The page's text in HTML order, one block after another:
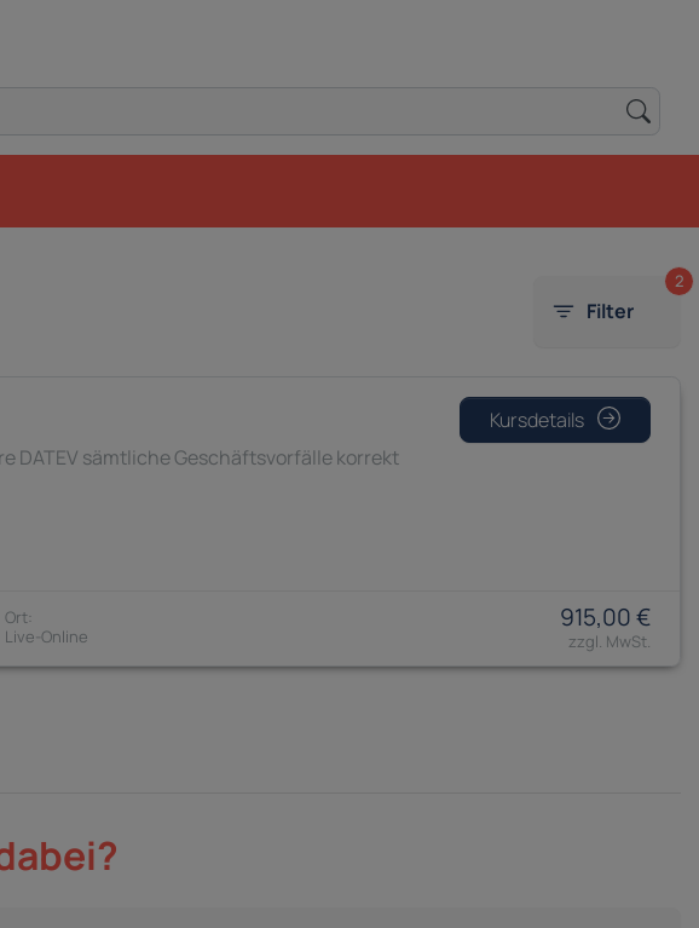
Filter
2
sämtliche Geschäftsvorfälle korrekt
Kursdetails
915,00 €